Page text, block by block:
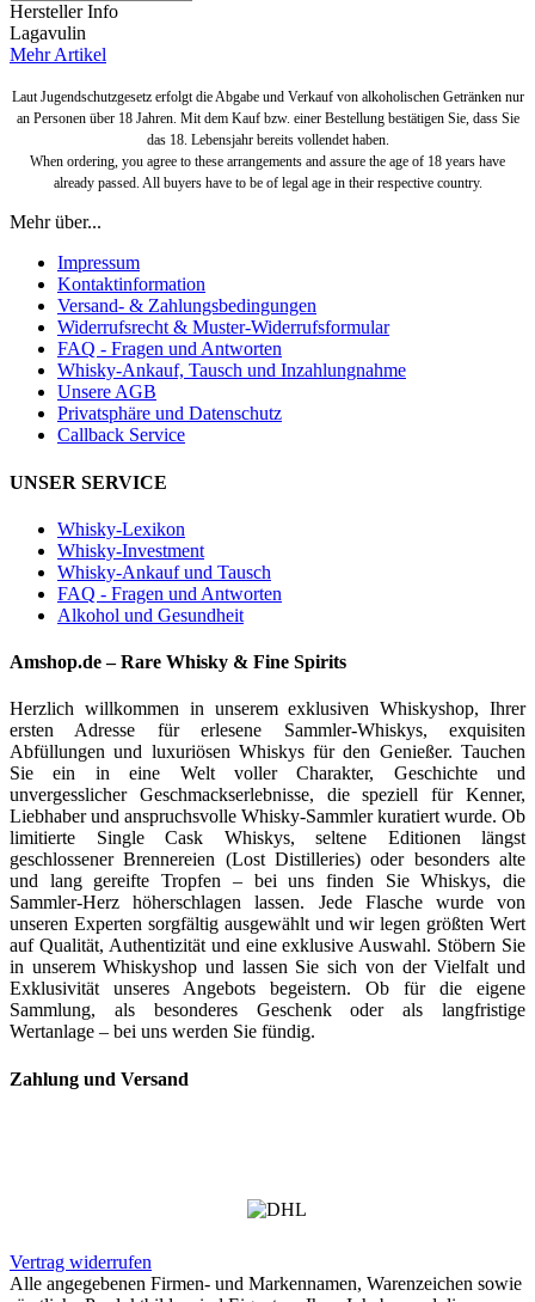
Hersteller Info
Lagavulin
Mehr Artikel
Laut Jugendschutzgesetz erfolgt die Abgabe und Verkauf von alkoholischen Getränken nur
an Personen über 18 Jahren. Mit dem Kauf bzw. einer Bestellung bestätigen Sie, dass Sie
das 18. Lebensjahr bereits vollendet haben.
When ordering, you agree to these arrangements and assure the age of 18 years have
already passed. All buyers have to be of legal age in their respective country.
Mehr über...
Impressum
Kontaktinformation
Versand- & Zahlungsbedingungen
Widerrufsrecht & Muster-Widerrufsformular
FAQ - Fragen und Antworten
Whisky-Ankauf, Tausch und Inzahlungnahme
Unsere AGB
Privatsphäre und Datenschutz
Callback Service
UNSER SERVICE
Whisky-Lexikon
Whisky-Investment
Whisky-Ankauf und Tausch
FAQ - Fragen und Antworten
Alkohol und Gesundheit
Amshop.de – Rare Whisky & Fine Spirits
Herzlich willkommen in unserem exklusiven Whiskyshop, Ihrer
ersten Adresse für erlesene Sammler-Whiskys, exquisiten
Abfüllungen und luxuriösen Whiskys für den Genießer. Tauchen
Sie ein in eine Welt voller Charakter, Geschichte und
unvergesslicher Geschmackserlebnisse, die speziell für Kenner,
Liebhaber und anspruchsvolle Whisky-Sammler kuratiert wurde. Ob
limitierte Single Cask Whiskys, seltene Editionen längst
geschlossener Brennereien (Lost Distilleries) oder besonders alte
und lang gereifte Tropfen – bei uns finden Sie Whiskys, die
Sammler-Herz höherschlagen lassen. Jede Flasche wurde von
unseren Experten sorgfältig ausgewählt und wir legen größten Wert
auf Qualität, Authentizität und eine exklusive Auswahl. Stöbern Sie
in unserem Whiskyshop und lassen Sie sich von der Vielfalt und
Exklusivität unseres Angebots begeistern. Ob für die eigene
Sammlung, als besonderes Geschenk oder als langfristige
Wertanlage – bei uns werden Sie fündig.
Zahlung und Versand
Vertrag widerrufen
Alle angegebenen Firmen- und Markennamen, Warenzeichen sowie